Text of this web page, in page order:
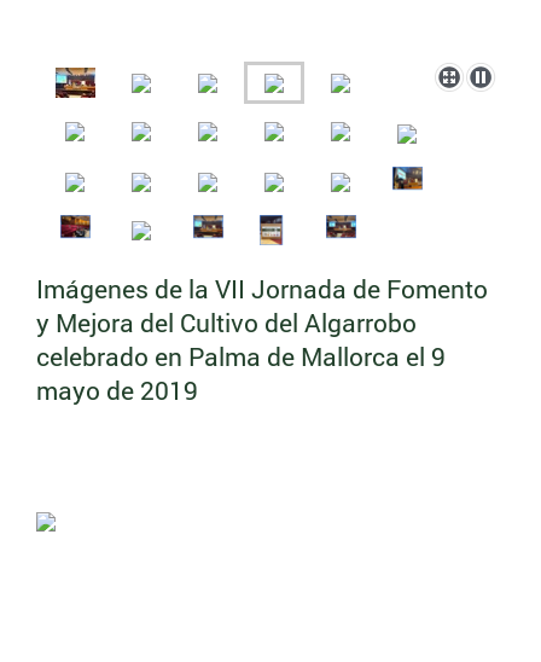
Imágenes de la VII Jornada de Fomento
y Mejora del Cultivo del Algarrobo
celebrado en Palma de Mallorca el 9
mayo de 2019